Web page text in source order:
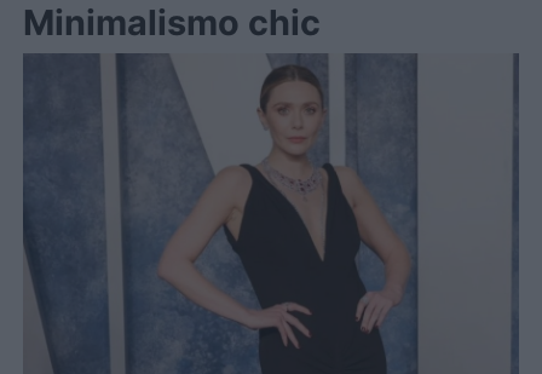
Minimalismo chic